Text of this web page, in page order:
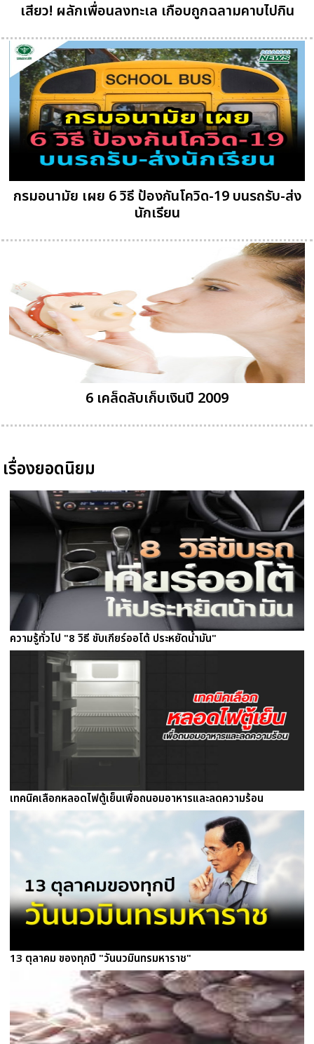
เสียว! ผลักเพื่อนลงทะเล เกือบถูกฉลามคาบไปกิน
กรมอนามัย เผย 6 วิธี ป้องกันโควิด-19 บนรถรับ-ส่ง
นักเรียน
6 เคล็ดลับเก็บเงินปี 2009
เรื่องยอดนิยม
ความรู้ทั่วไป "8 วิธี ขับเกียร์ออโต้ ประหยัดน้ำมัน"
เทคนิคเลือกหลอดไฟตู้เย็นเพื่อถนอมอาหารและลดความร้อน
13 ตุลาคม ของทุกปี "วันนวมินทรมหาราช"